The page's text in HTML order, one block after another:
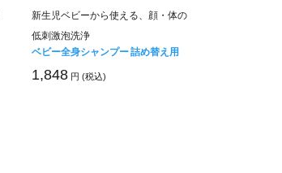
新生児ベビーから使える、顔・体の
低刺激泡洗浄
ベビー全身シャンプー 詰め替え用
1,848 円 (税込)